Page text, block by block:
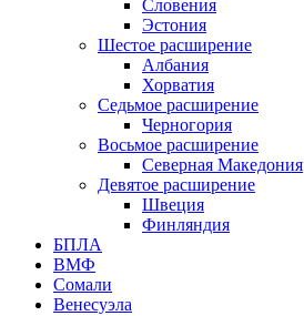
Словения
Эстония
Шестое расширение
Албания
Хорватия
Седьмое расширение
Черногория
Восьмое расширение
Северная Македония
Девятое расширение
Швеция
Финляндия
БПЛА
ВМФ
Сомали
Венесуэла